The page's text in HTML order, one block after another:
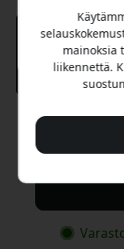
mainoksia
liikennettä.
Ei,